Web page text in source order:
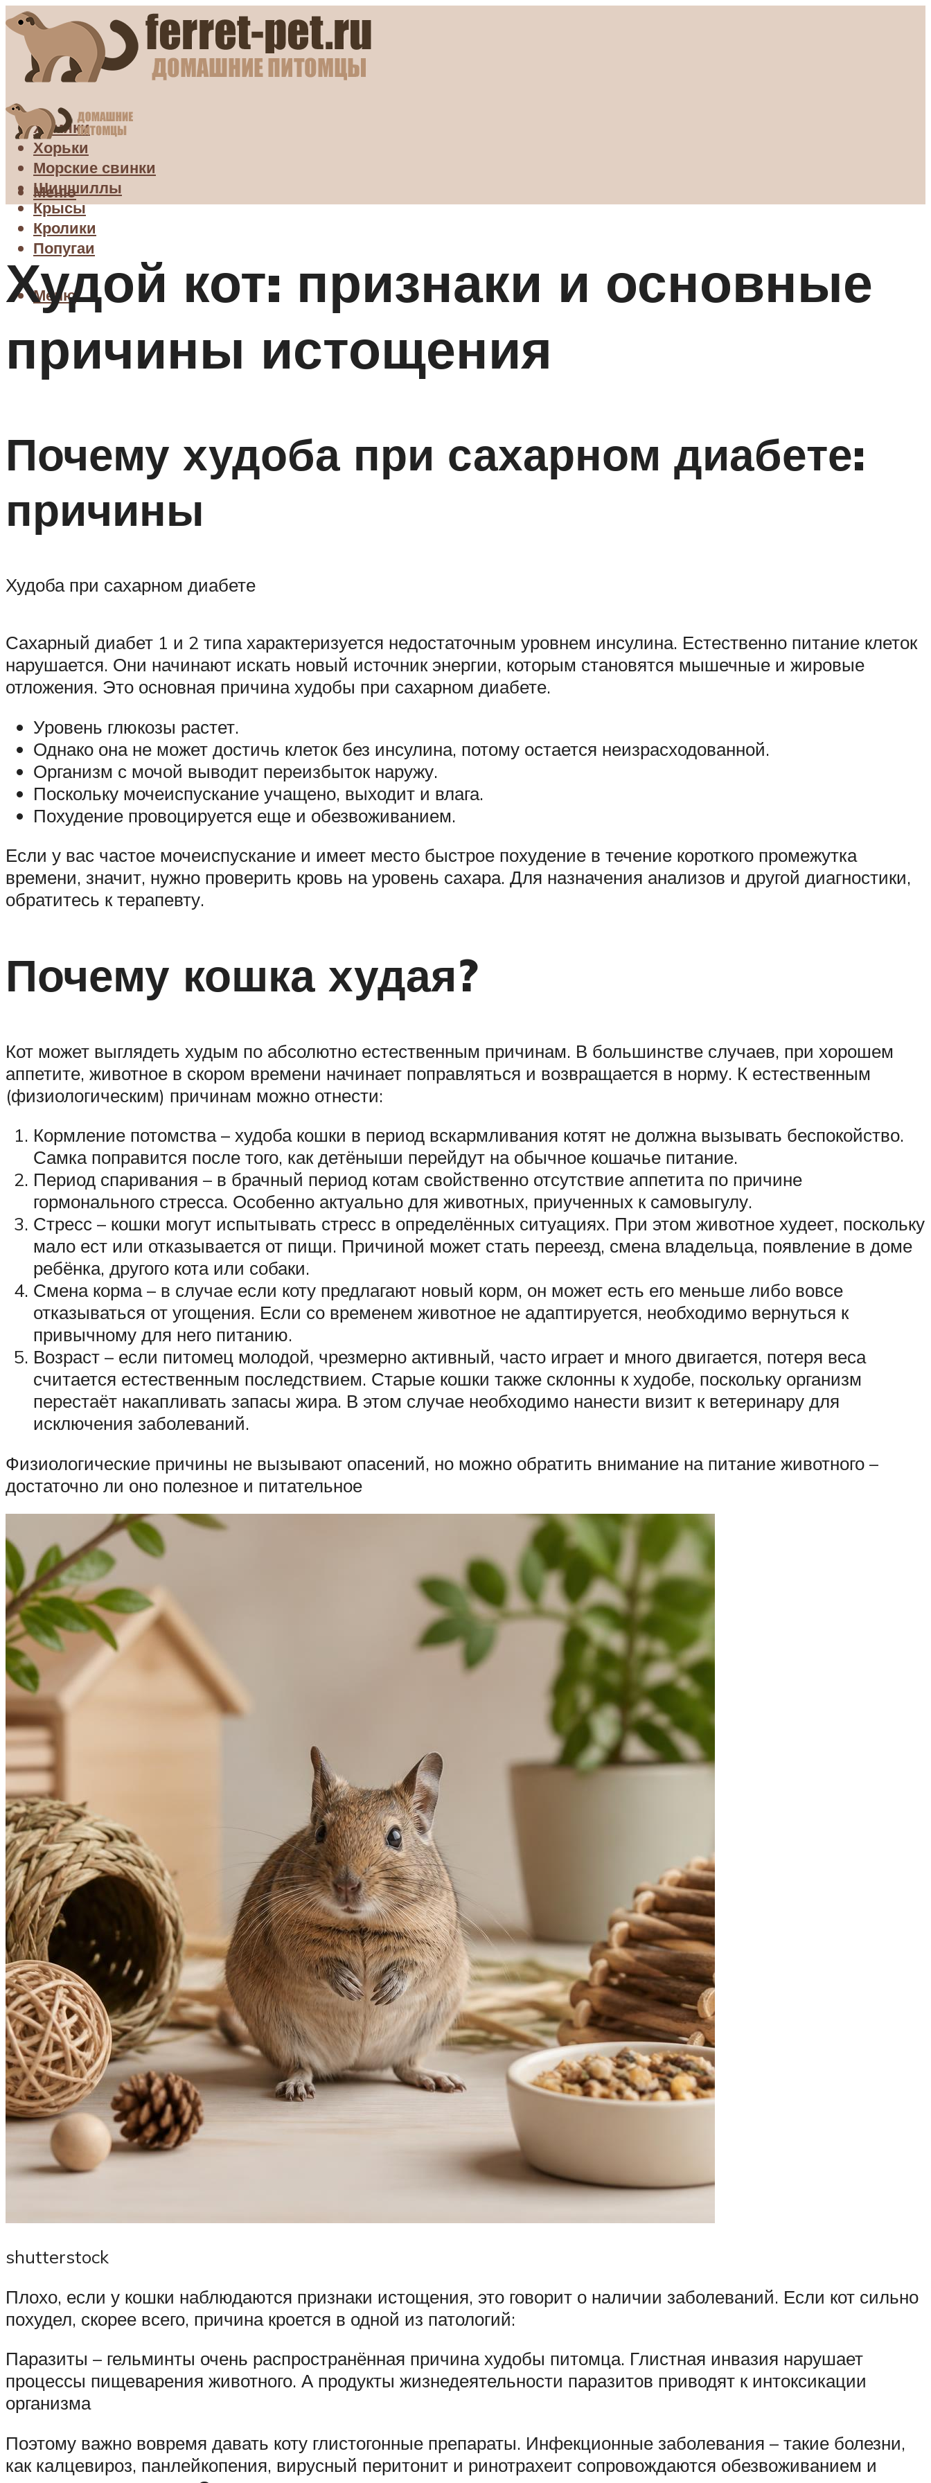
Хомяки
Хорьки
Морские свинки
Шиншиллы
Крысы
Кролики
Попугаи
Меню
Меню
Худой кот: признаки и основные
причины истощения
Почему худоба при сахарном диабете:
причины
Худоба при сахарном диабете
Сахарный диабет 1 и 2 типа характеризуется недостаточным уровнем инсулина. Естественно питание клеток
нарушается. Они начинают искать новый источник энергии, которым становятся мышечные и жировые
отложения. Это основная причина худобы при сахарном диабете.
Уровень глюкозы растет.
Однако она не может достичь клеток без инсулина, потому остается неизрасходованной.
Организм с мочой выводит переизбыток наружу.
Поскольку мочеиспускание учащено, выходит и влага.
Похудение провоцируется еще и обезвоживанием.
Если у вас частое мочеиспускание и имеет место быстрое похудение в течение короткого промежутка
времени, значит, нужно проверить кровь на уровень сахара. Для назначения анализов и другой диагностики,
обратитесь к терапевту.
Почему кошка худая?
Кот может выглядеть худым по абсолютно естественным причинам. В большинстве случаев, при хорошем
аппетите, животное в скором времени начинает поправляться и возвращается в норму. К естественным
(физиологическим) причинам можно отнести:
Кормление потомства – худоба кошки в период вскармливания котят не должна вызывать беспокойство.
Самка поправится после того, как детёныши перейдут на обычное кошачье питание.
Период спаривания – в брачный период котам свойственно отсутствие аппетита по причине
гормонального стресса. Особенно актуально для животных, приученных к самовыгулу.
Стресс – кошки могут испытывать стресс в определённых ситуациях. При этом животное худеет, поскольку
мало ест или отказывается от пищи. Причиной может стать переезд, смена владельца, появление в доме
ребёнка, другого кота или собаки.
Смена корма – в случае если коту предлагают новый корм, он может есть его меньше либо вовсе
отказываться от угощения. Если со временем животное не адаптируется, необходимо вернуться к
привычному для него питанию.
Возраст – если питомец молодой, чрезмерно активный, часто играет и много двигается, потеря веса
считается естественным последствием. Старые кошки также склонны к худобе, поскольку организм
перестаёт накапливать запасы жира. В этом случае необходимо нанести визит к ветеринару для
исключения заболеваний.
Физиологические причины не вызывают опасений, но можно обратить внимание на питание животного –
достаточно ли оно полезное и питательное
shutterstock
Плохо, если у кошки наблюдаются признаки истощения, это говорит о наличии заболеваний. Если кот сильно
похудел, скорее всего, причина кроется в одной из патологий:
Паразиты – гельминты очень распространённая причина худобы питомца. Глистная инвазия нарушает
процессы пищеварения животного. А продукты жизнедеятельности паразитов приводят к интоксикации
организма
Поэтому важно вовремя давать коту глистогонные препараты. Инфекционные заболевания – такие болезни,
как калцевироз, панлейкопения, вирусный перитонит и ринотрахеит сопровождаются обезвоживанием и